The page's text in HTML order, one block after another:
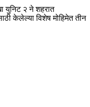
युनिट २ ने शहरात
केलेल्या विशेष मोहिमेत तीन